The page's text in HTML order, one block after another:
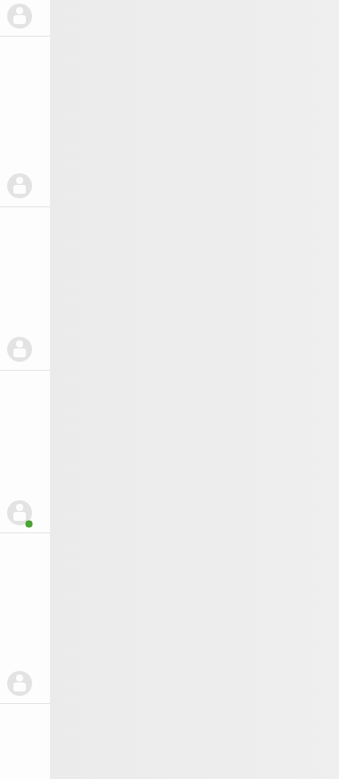
Benutzer ist online